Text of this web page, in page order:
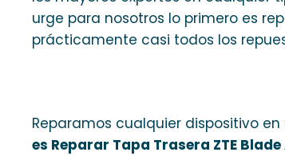
urge para nosotros lo primero es
prácticamente casi todos los
Reparamos cualquier dispositivo
es Reparar Tapa Trasera ZTE